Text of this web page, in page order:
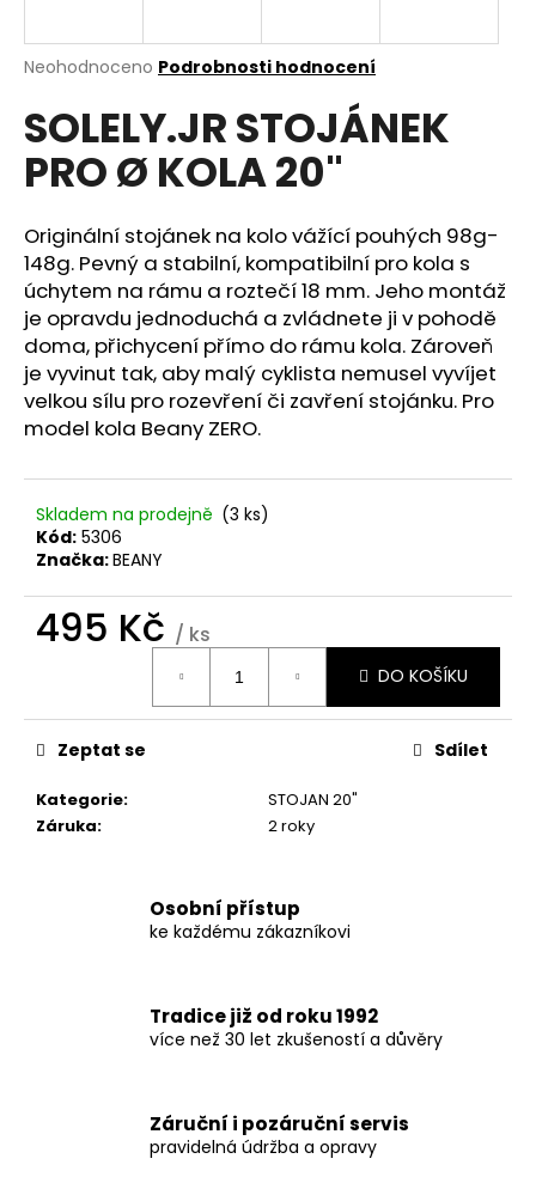
Průměrné
produktu
je
0,0
hvězdiček.
Neohodnoceno Podrobnosti hodnocení
SOLELY.JR STOJÁNEK
PRO Ø KOLA 20"
Originální stojánek na kolo vážící pouhých 98g-
148g. Pevný a stabilní, kompatibilní pro kola s
úchytem na rámu a roztečí 18 mm. Jeho montáž
je opravdu jednoduchá a zvládnete ji v pohodě
doma, přichycení přímo do rámu kola. Zároveň
je vyvinut tak, aby malý cyklista nemusel vyvíjet
velkou sílu pro rozevření či zavření stojánku. Pro
model kola Beany ZERO.
Skladem na prodejně (3 ks)
Kód: 5306
Značka:BEANY
495 Kč / ks
DO KOŠÍKU
Kategorie:
STOJAN 20"
Záruka: 2 roky
Zeptat se Sdílet
Osobní přístup
ke každému zákazníkovi
Tradice již od roku 1992
více než 30 let zkušeností a důvěry
Záruční i pozáruční servis
pravidelná údržba a opravy
j
t
?
HLEDAT
D
o
p
r
u
č
u
j
m